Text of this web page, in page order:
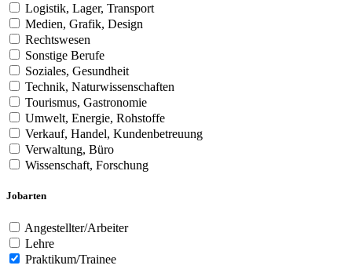
Logistik, Lager, Transport
Medien, Grafik, Design
Rechtswesen
Sonstige Berufe
Soziales, Gesundheit
Technik, Naturwissenschaften
Tourismus, Gastronomie
Umwelt, Energie, Rohstoffe
Verkauf, Handel, Kundenbetreuung
Verwaltung, Büro
Wissenschaft, Forschung
Jobarten
Angestellter/Arbeiter
Lehre
Praktikum/Trainee